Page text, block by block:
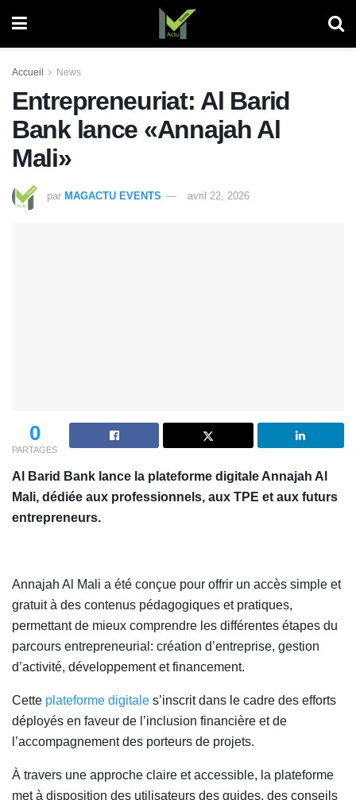
Accueil News
Entrepreneuriat: Al Barid
Bank lance «Annajah Al
Mali»
par MAGACTU EVENTS avril 22, 2026
0
PARTAGES
Al Barid Bank lance la plateforme digitale Annajah Al
Mali, dédiée aux professionnels, aux TPE et aux futurs
entrepreneurs.
Annajah Al Mali a été conçue pour offrir un accès simple et
gratuit à des contenus pédagogiques et pratiques,
permettant de mieux comprendre les différentes étapes du
parcours entrepreneurial: création d’entreprise, gestion
d’activité, développement et financement.
Cette plateforme digitale s’inscrit dans le cadre des efforts
déployés en faveur de l’inclusion financière et de
l’accompagnement des porteurs de projets.
À travers une approche claire et accessible, la plateforme
met à disposition des utilisateurs des guides, des conseils